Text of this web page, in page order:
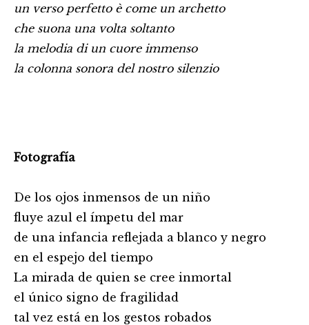
un verso perfetto è come un archetto
che suona una volta soltanto
la melodia di un cuore immenso
la colonna sonora del nostro silenzio
Fotografía
De los ojos inmensos de un niño
fluye azul el ímpetu del mar
de una infancia reflejada a blanco y negro
en el espejo del tiempo
La mirada de quien se cree inmortal
el único signo de fragilidad
tal vez está en los gestos robados